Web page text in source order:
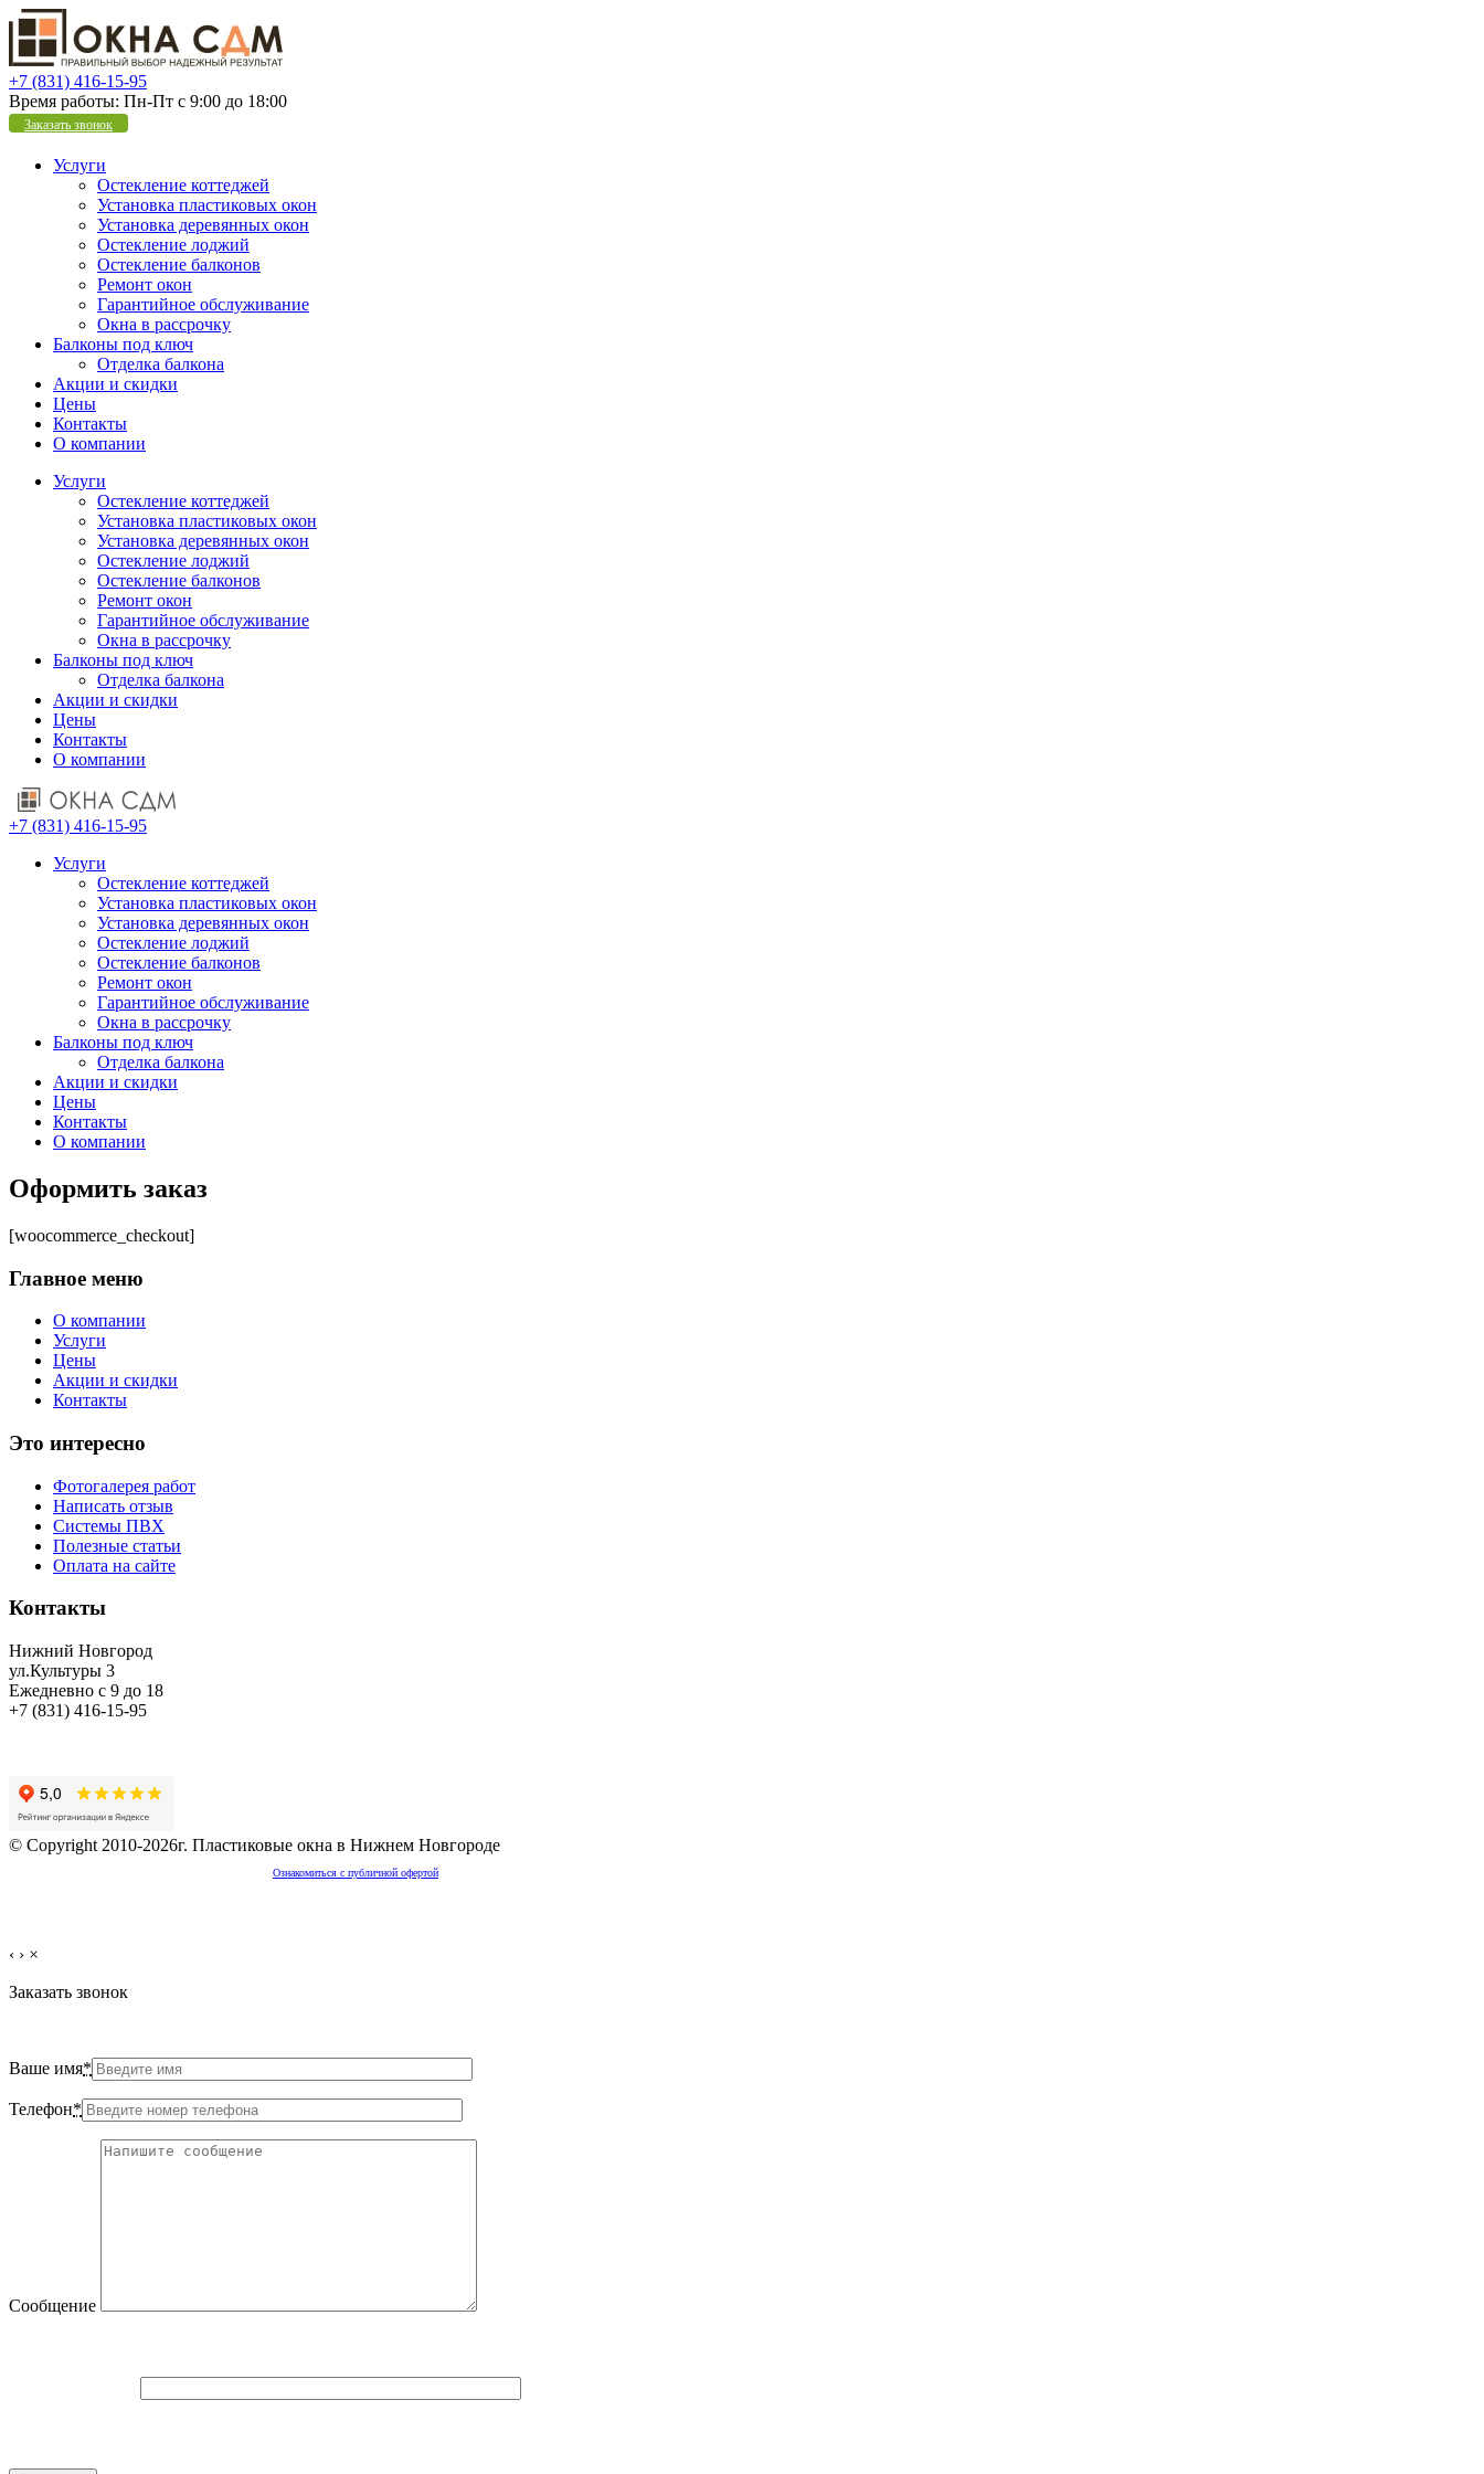
+7 (831) 416-15-95
Время работы: Пн-Пт с 9:00 до 18:00
Заказать звонок
Услуги
Остекление коттеджей
Установка пластиковых окон
Установка деревянных окон
Остекление лоджий
Остекление балконов
Ремонт окон
Гарантийное обслуживание
Окна в рассрочку
Балконы под ключ
Отделка балкона
Акции и скидки
Цены
Контакты
О компании
Услуги
Остекление коттеджей
Установка пластиковых окон
Установка деревянных окон
Остекление лоджий
Остекление балконов
Ремонт окон
Гарантийное обслуживание
Окна в рассрочку
Балконы под ключ
Отделка балкона
Акции и скидки
Цены
Контакты
О компании
+7 (831) 416-15-95
Услуги
Остекление коттеджей
Установка пластиковых окон
Установка деревянных окон
Остекление лоджий
Остекление балконов
Ремонт окон
Гарантийное обслуживание
Окна в рассрочку
Балконы под ключ
Отделка балкона
Акции и скидки
Цены
Контакты
О компании
Оформить заказ
[woocommerce_checkout]
Главное меню
О компании
Услуги
Цены
Акции и скидки
Контакты
Это интересно
Фотогалерея работ
Написать отзыв
Системы ПВХ
Полезные статьи
Оплата на сайте
Контакты
Нижний Новгород
ул.Культуры 3
Ежедневно с 9 до 18
+7 (831) 416-15-95
© Copyright 2010-2026г. Пластиковые окна в Нижнем Новгороде
Ознакомиться с публичной офертой
‹ › ×
Заказать звонок
Ваше имя*
Телефон*
Сообщение